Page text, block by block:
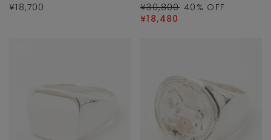
¥18,700
¥30,800 40 % OFF
¥18,480